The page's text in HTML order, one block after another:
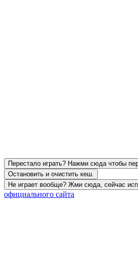
Перестало играть? Нажми сюда чтобы
Остановить и очистить кеш.
Не играет вообще? Жми сюда, сейчас
официального сайта